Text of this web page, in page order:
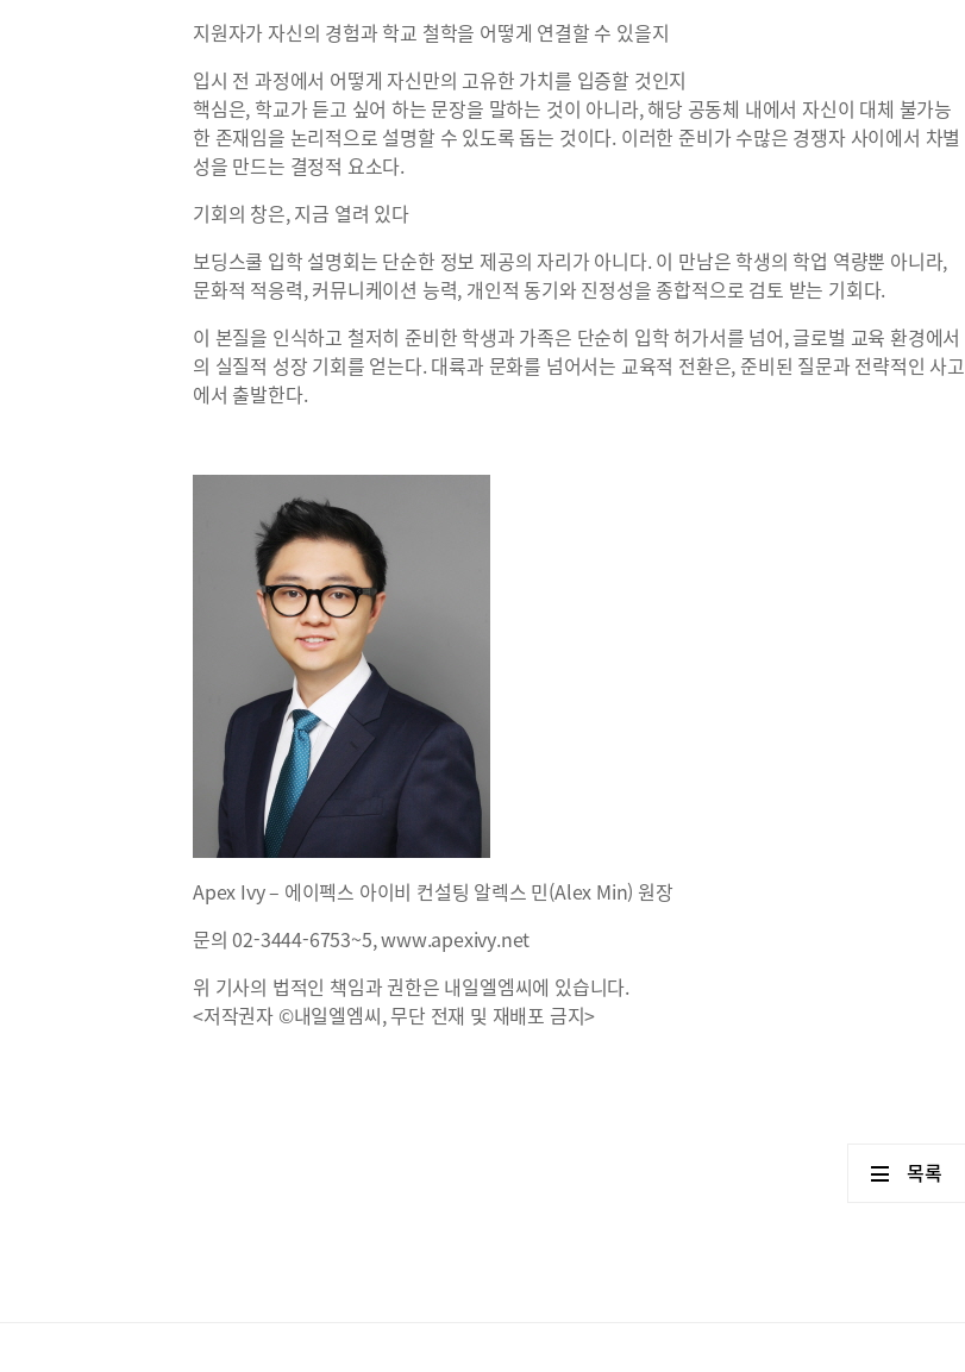
지원자가 자신의 경험과 학교 철학을 어떻게 연결할 수 있을지
입시 전 과정에서 어떻게 자신만의 고유한 가치를 입증할 것인지
핵심은, 학교가 듣고 싶어 하는 문장을 말하는 것이 아니라, 해당 공동체 내에서 자신이 대체 불가능
한 존재임을 논리적으로 설명할 수 있도록 돕는 것이다. 이러한 준비가 수많은 경쟁자 사이에서 차별
성을 만드는 결정적 요소다.
기회의 창은, 지금 열려 있다
보딩스쿨 입학 설명회는 단순한 정보 제공의 자리가 아니다. 이 만남은 학생의 학업 역량뿐 아니라,
문화적 적응력, 커뮤니케이션 능력, 개인적 동기와 진정성을 종합적으로 검토 받는 기회다.
이 본질을 인식하고 철저히 준비한 학생과 가족은 단순히 입학 허가서를 넘어, 글로벌 교육 환경에서
의 실질적 성장 기회를 얻는다. 대륙과 문화를 넘어서는 교육적 전환은, 준비된 질문과 전략적인 사고
에서 출발한다.
Apex Ivy – 에이펙스 아이비 컨설팅 알렉스 민(Alex Min) 원장
문의 02-3444-6753~5, www.apexivy.net
위 기사의 법적인 책임과 권한은 내일엘엠씨에 있습니다.
<저작권자 ©내일엘엠씨, 무단 전재 및 재배포 금지>
목록